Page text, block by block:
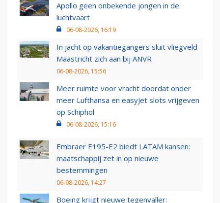
Apollo geen onbekende jongen in de
luchtvaart
06-08-2026, 16:19
In jacht op vakantiegangers sluit vliegveld
Maastricht zich aan bij ANVR
06-08-2026, 15:56
Meer ruimte voor vracht doordat onder
meer Lufthansa en easyJet slots vrijgeven
op Schiphol
06-08-2026, 15:16
Embraer E195-E2 biedt LATAM kansen:
maatschappij zet in op nieuwe
bestemmingen
06-08-2026, 14:27
Boeing krijgt nieuwe tegenvaller: